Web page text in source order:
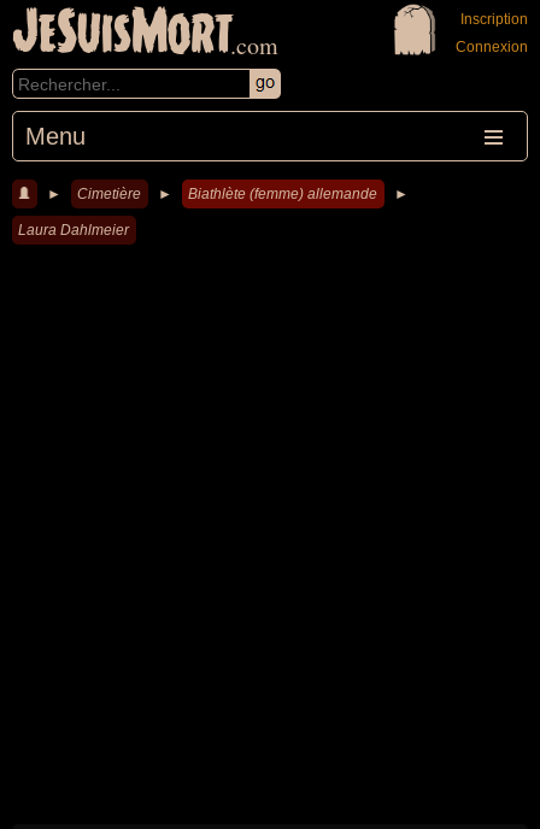
JeSuisMort.com
Menu
Inscription
Connexion
► Cimetière ► Biathlète (femme) allemande ►
Laura Dahlmeier